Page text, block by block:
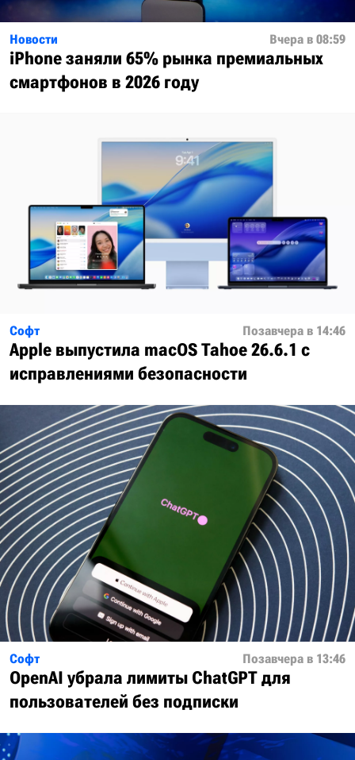
Новости Вчера в 08:59
iPhone заняли 65% рынка премиальных
смартфонов в 2026 году
Софт Позавчера в 14:46
Apple выпустила macOS Tahoe 26.6.1 с
исправлениями безопасности
Софт Позавчера в 13:46
OpenAI убрала лимиты ChatGPT для
пользователей без подписки